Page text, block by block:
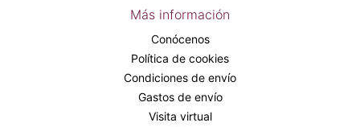
Más información
Conócenos
Política de cookies
Condiciones de envío
Gastos de envío
Visita virtual